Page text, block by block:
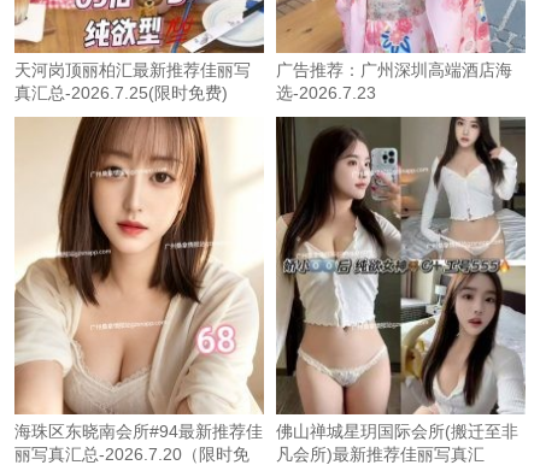
天河岗顶丽柏汇最新推荐佳丽写
真汇总-2026.7.25(限时免费)
广告推荐：广州深圳高端酒店海
选-2026.7.23
海珠区东晓南会所#94最新推荐佳
丽写真汇总-2026.7.20（限时免
佛山禅城星玥国际会所(搬迁至非
凡会所)最新推荐佳丽写真汇